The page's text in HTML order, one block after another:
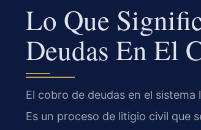
Lo Que
Deudas En El
El cobro de deudas en el
Es un proceso de litigio civil que